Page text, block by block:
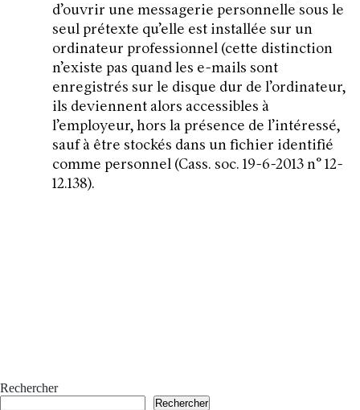
d’ouvrir une messagerie personnelle sous le
seul prétexte qu’elle est installée sur un
ordinateur professionnel (cette distinction
n’existe pas quand les e-mails sont
enregistrés sur le disque dur de l’ordinateur,
ils deviennent alors accessibles à
l’employeur, hors la présence de l’intéressé,
sauf à être stockés dans un fichier identifié
comme personnel (Cass. soc. 19-6-2013 n° 12-
12.138).
Rechercher
Rechercher